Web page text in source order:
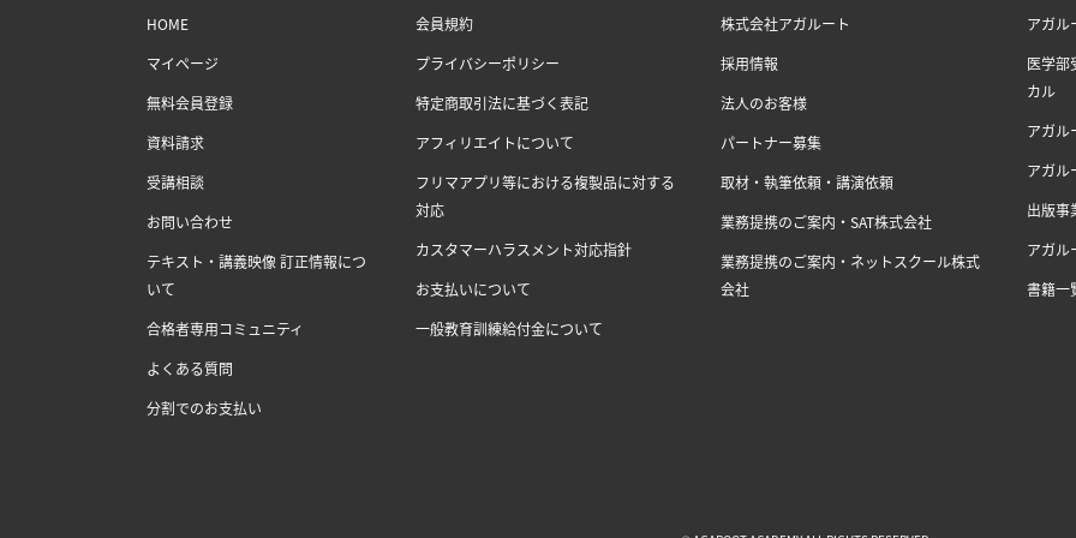
HOME
マイページ
無料会員登録
資料請求
受講相談
お問い合わせ
テキスト・講義映像 訂正情報につ
いて
合格者専用コミュニティ
よくある質問
分割でのお支払い
会員規約
プライバシーポリシー
特定商取引法に基づく表記
アフィリエイトについて
フリマアプリ等における複製品に対する
対応
カスタマーハラスメント対応指針
お支払いについて
一般教育訓練給付金について
株式会社アガルート
採用情報
法人のお客様
パートナー募集
取材・執筆依頼・講演依頼
業務提携のご案内・SAT株式会社
業務提携のご案内・ネットスクール株式
会社
アガル
医学部
カル
アガル
アガル
出版事
アガル
書籍一